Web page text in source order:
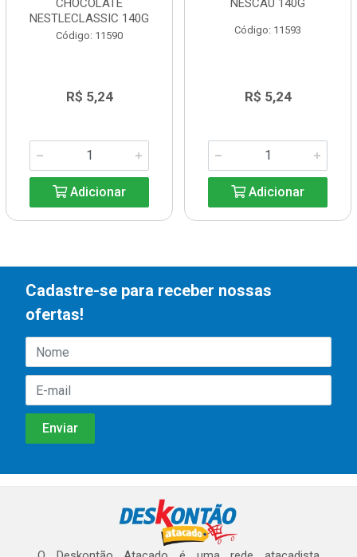
CHOCOLATE
NESTLECLASSIC 140G
Código: 11590
R$ 5,24
Adicionar
NESCAU 140G
Código: 11593
R$ 5,24
Adicionar
Cadastre-se para receber nossas
ofertas!